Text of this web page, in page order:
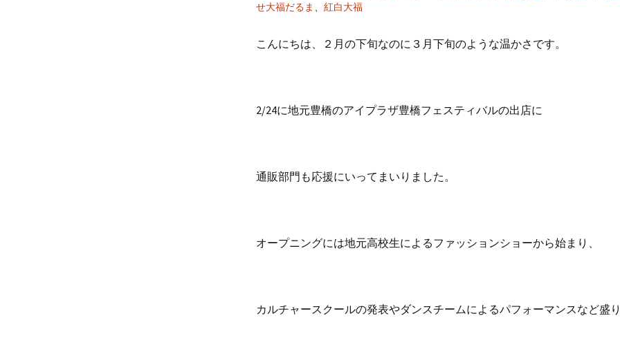
せ大福だるま 、 紅白大福
こんにちは、２月の下旬なのに３月下旬のような温かさです。
2/24に地元豊橋のアイプラザ豊橋フェスティバルの出店に
通販部門も応援にいってまいりました。
オープニングには地元高校生によるファッションショーから始まり、
カルチャースクールの発表やダンスチームによるパフォーマンスなど盛り